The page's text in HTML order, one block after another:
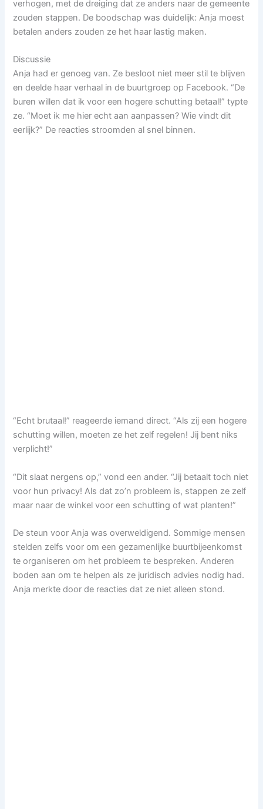
verhogen, met de dreiging dat ze anders naar de gemeente
zouden stappen. De boodschap was duidelijk: Anja moest
betalen anders zouden ze het haar lastig maken.
Discussie
Anja had er genoeg van. Ze besloot niet meer stil te blijven
en deelde haar verhaal in de buurtgroep op Facebook. “De
buren willen dat ik voor een hogere schutting betaal!” typte
ze. “Moet ik me hier echt aan aanpassen? Wie vindt dit
eerlijk?” De reacties stroomden al snel binnen.
“Echt brutaal!” reageerde iemand direct. “Als zij een hogere
schutting willen, moeten ze het zelf regelen! Jij bent niks
verplicht!”
“Dit slaat nergens op,” vond een ander. “Jij betaalt toch niet
voor hun privacy! Als dat zo’n probleem is, stappen ze zelf
maar naar de winkel voor een schutting of wat planten!”
De steun voor Anja was overweldigend. Sommige mensen
stelden zelfs voor om een gezamenlijke buurtbijeenkomst
te organiseren om het probleem te bespreken. Anderen
boden aan om te helpen als ze juridisch advies nodig had.
Anja merkte door de reacties dat ze niet alleen stond.